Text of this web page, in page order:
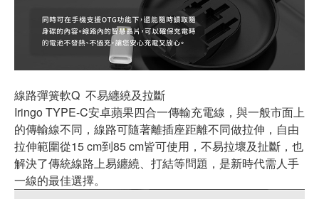
線路彈簧軟Q 不易纏繞及拉斷
Iringo TYPE-C安卓蘋果四合一傳輸充電線，與一般市面上
的傳輸線不同，線路可隨著離插座距離不同做拉伸，自由
拉伸範圍從15 cm到85 cm皆可使用，不易拉壞及扯斷，也
解決了傳統線路上易纏繞、打結等問題，是新時代需人手
一線的最佳選擇。